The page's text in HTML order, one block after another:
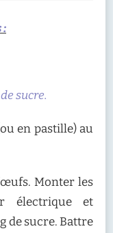
:
sucre.
en pastille) au
Monter les
électrique et
de sucre. Battre